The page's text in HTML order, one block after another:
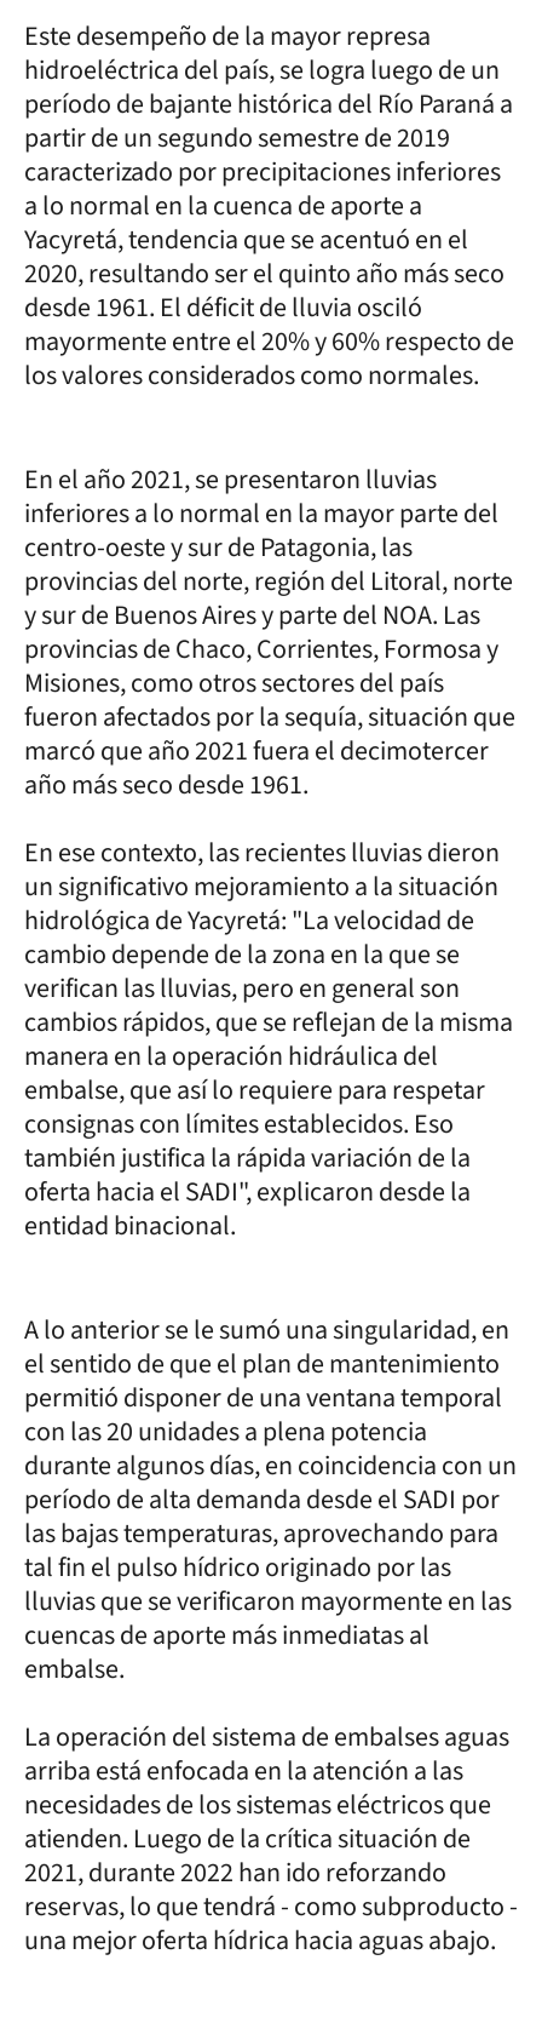
Este desempeño de la mayor represa
hidroeléctrica del país, se logra luego de un
período de bajante histórica del Río Paraná a
partir de un segundo semestre de 2019
caracterizado por precipitaciones inferiores
a lo normal en la cuenca de aporte a
Yacyretá, tendencia que se acentuó en el
2020, resultando ser el quinto año más seco
desde 1961. El déficit de lluvia osciló
mayormente entre el 20% y 60% respecto de
los valores considerados como normales.
En el año 2021, se presentaron lluvias
inferiores a lo normal en la mayor parte del
centro-oeste y sur de Patagonia, las
provincias del norte, región del Litoral, norte
y sur de Buenos Aires y parte del NOA. Las
provincias de Chaco, Corrientes, Formosa y
Misiones, como otros sectores del país
fueron afectados por la sequía, situación que
marcó que año 2021 fuera el decimotercer
año más seco desde 1961.
En ese contexto, las recientes lluvias dieron
un significativo mejoramiento a la situación
hidrológica de Yacyretá: "La velocidad de
cambio depende de la zona en la que se
verifican las lluvias, pero en general son
cambios rápidos, que se reflejan de la misma
manera en la operación hidráulica del
embalse, que así lo requiere para respetar
consignas con límites establecidos. Eso
también justifica la rápida variación de la
oferta hacia el SADI", explicaron desde la
entidad binacional.
A lo anterior se le sumó una singularidad, en
el sentido de que el plan de mantenimiento
permitió disponer de una ventana temporal
con las 20 unidades a plena potencia
durante algunos días, en coincidencia con un
período de alta demanda desde el SADI por
las bajas temperaturas, aprovechando para
tal fin el pulso hídrico originado por las
lluvias que se verificaron mayormente en las
cuencas de aporte más inmediatas al
embalse.
La operación del sistema de embalses aguas
arriba está enfocada en la atención a las
necesidades de los sistemas eléctricos que
atienden. Luego de la crítica situación de
2021, durante 2022 han ido reforzando
reservas, lo que tendrá - como subproducto -
una mejor oferta hídrica hacia aguas abajo.